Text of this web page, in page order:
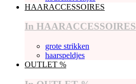
HAARACCESSOIRES
In HAARACCESSOIRES
grote strikken
haarspeldjes
OUTLET %